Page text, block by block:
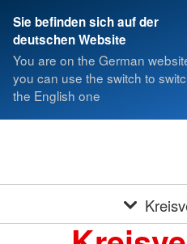
Sie befinden sich auf der
deutschen Website
You are on the German
you can use the switch to
the English one